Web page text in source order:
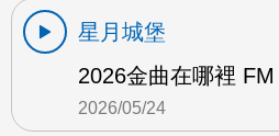
星月城堡
2026金曲在哪裡 FM
2026/05/24